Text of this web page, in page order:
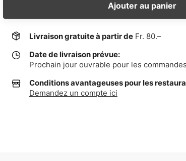
Ajouter au panier
Livraison gratuite à partir de Fr. 80.–
Date de livraison prévue:
Prochain jour ouvrable pour les
Conditions avantageuses pour les
Demandez un compte ici